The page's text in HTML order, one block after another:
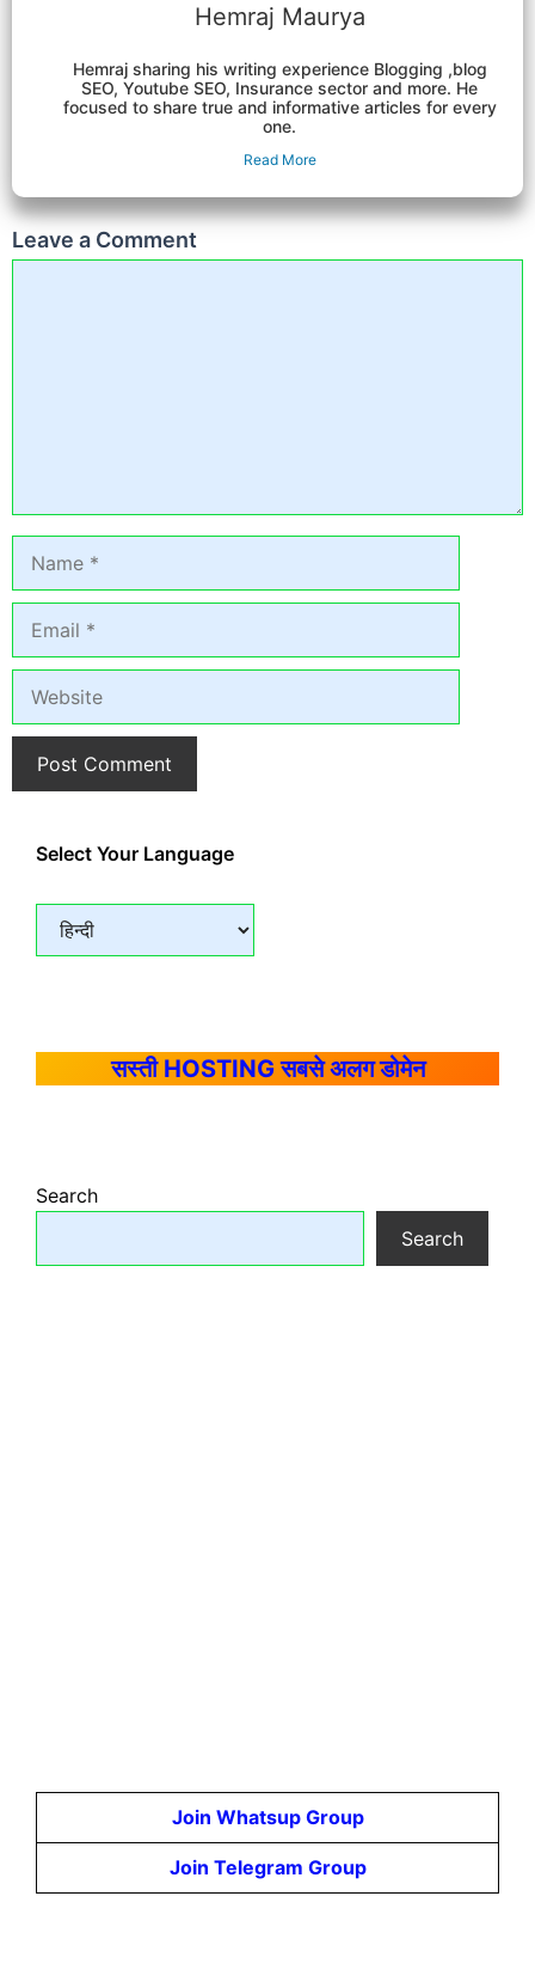
Hemraj Maurya
Hemraj sharing his writing experience Blogging ,blog
SEO, Youtube SEO, Insurance sector and more. He
focused to share true and informative articles for every
one.
Read More
Leave a Comment
Select Your Language
सस्ती HOSTING सबसे अलग डोमेन
Search
Search
Join Whatsup Group
Join Telegram Group